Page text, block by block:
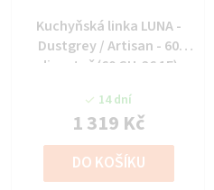
Kuchyňská linka LUNA -
Dustgrey / Artisan - 60
digestoř (60 GU-36 1F)
14 dní
1 319 Kč
DO KOŠÍKU